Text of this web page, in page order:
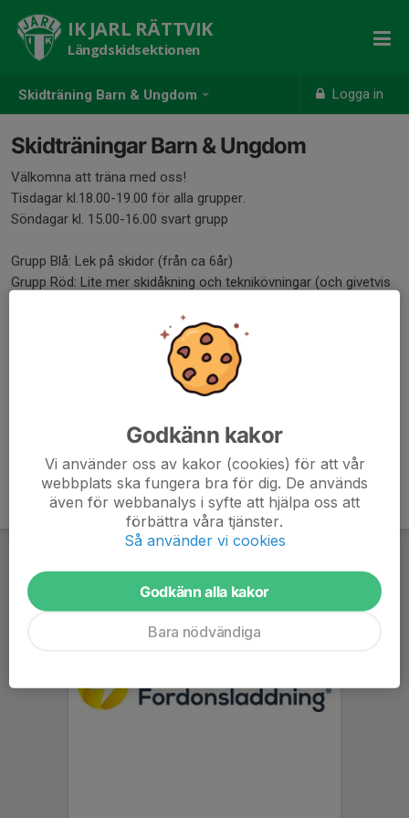
Skidträning Barn & Ungdom Logga in
IK JARL RÄTTVIK
Längdskidsektionen
Skidträningar Barn & Ungdom
Välkomna att träna med oss!
Tisdagar kl.18.00-19.00 för alla grupper.
Söndagar kl. 15.00-16.00 svart grupp
Grupp Blå: Lek på skidor (från ca 6år)
Grupp Röd: Lite mer skidåkning och teknikövningar (och givetvis
Grupp Svart: Skidteknik och kondition i fokus
Åldersfördelningen i gruppen är mycket generell, förändringar
kan ske efter hand utifrån antalet deltagare och ledare.
Vid frågor ring 070-200 80 43 (Henning)
Godkänn kakor
Vi använder oss av kakor (cookies) för att vår
webbplats ska fungera bra för dig. De används
även för webbanalys i syfte att hjälpa oss att
förbättra våra tjänster.
Så använder vi cookies
Godkänn alla kakor
Bara nödvändiga